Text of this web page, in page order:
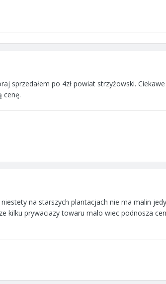
sprzedałem po 4zł powiat strzyżowski.
cenę.
na starszych plantacjach nie ma malin
kilku prywaciazy towaru malo wiec podnosza